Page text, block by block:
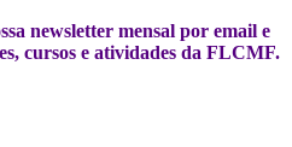
newsletter mensal por email e
cursos e atividades da FLCMF.